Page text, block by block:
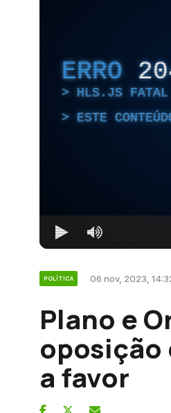
ERRO
HLS.JS FATAL
ESTE
POLÍTICA 06 nov, 2023,
Plano e
oposição
a favor